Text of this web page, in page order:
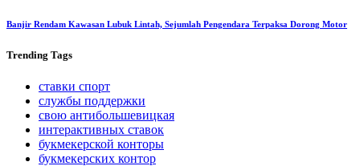
Banjir Rendam Kawasan Lubuk Lintah, Sejumlah Pengendara Terpaksa Dorong Motor
Trending Tags
ставки спорт
службы поддержки
свою антибольшевицкая
интерактивных ставок
букмекерской конторы
букмекерских контор